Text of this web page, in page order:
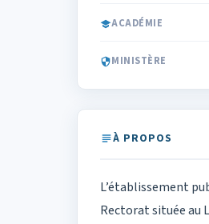
ACADÉMIE
MINISTÈRE
À PROPOS
L’établissement
Rectorat située au